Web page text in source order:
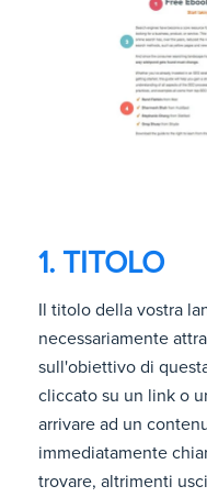
1. TITOLO
Il titolo della vostra
necessariamente
sull'obiettivo di
cliccato su un link o
arrivare ad un
immediatamente
trovare, altrimenti